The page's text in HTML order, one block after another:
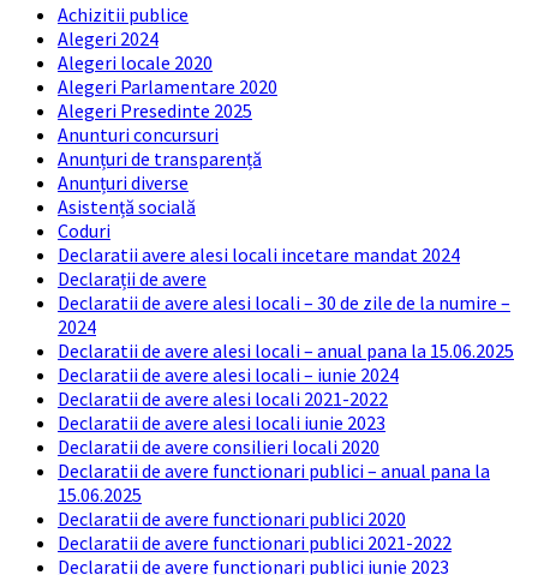
Achizitii publice
Alegeri 2024
Alegeri locale 2020
Alegeri Parlamentare 2020
Alegeri Presedinte 2025
Anunturi concursuri
Anunțuri de transparență
Anunțuri diverse
Asistență socială
Coduri
Declaratii avere alesi locali incetare mandat 2024
Declarații de avere
Declaratii de avere alesi locali – 30 de zile de la numire –
2024
Declaratii de avere alesi locali – anual pana la 15.06.2025
Declaratii de avere alesi locali – iunie 2024
Declaratii de avere alesi locali 2021-2022
Declaratii de avere alesi locali iunie 2023
Declaratii de avere consilieri locali 2020
Declaratii de avere functionari publici – anual pana la
15.06.2025
Declaratii de avere functionari publici 2020
Declaratii de avere functionari publici 2021-2022
Declaratii de avere functionari publici iunie 2023